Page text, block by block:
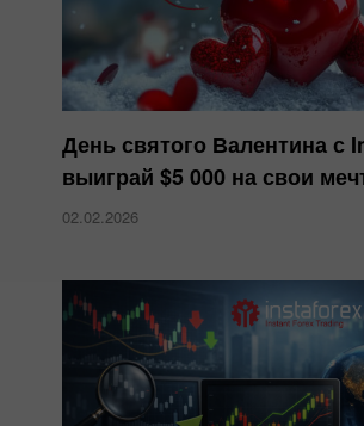
День святого Валентина с
выиграй $5 000 на свои
02.02.2026